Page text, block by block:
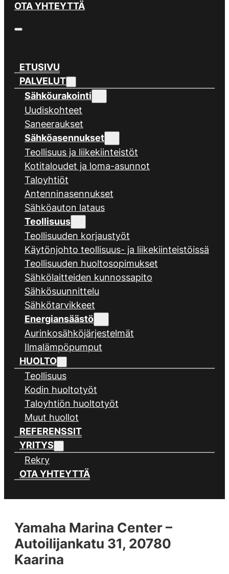
OTA YHTEYTTÄ
ETUSIVU
PALVELUT
Sähköurakointi
Uudiskohteet
Saneeraukset
Sähköasennukset
Teollisuus ja liikekiinteistöt
Kotitaloudet ja loma-asunnot
Taloyhtiöt
Antenninasennukset
Sähköauton lataus
Teollisuus
Teollisuuden korjaustyöt
Käytönjohto teollisuus- ja liikekiinteistöissä
Teollisuuden huoltosopimukset
Sähkölaitteiden kunnossapito
Sähkösuunnittelu
Sähkötarvikkeet
Energiansäästö
Aurinkosähköjärjestelmät
Ilmalämpöpumput
HUOLTO
Teollisuus
Kodin huoltotyöt
Taloyhtiön huoltotyöt
Muut huollot
REFERENSSIT
YRITYS
Rekry
OTA YHTEYTTÄ
Yamaha Marina Center –
Autoilijankatu 31, 20780
Kaarina